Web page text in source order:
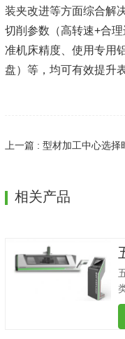
装夹改进等方面综合解
切削参数（高转速+合
准机床精度、使用专用
盘）等，均可有效提升
上一篇 : 型材加工中心选择
相关产品